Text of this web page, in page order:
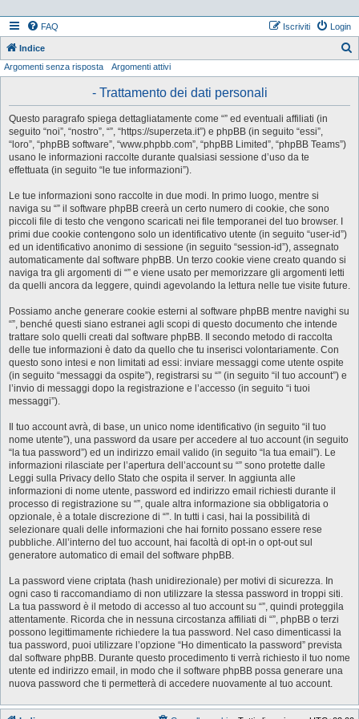
FAQ Login
Iscriviti
Indice
Argomenti senza risposta Argomenti attivi
- Trattamento dei dati personali
Questo paragrafo spiega dettagliatamente come “” ed eventuali affiliati (in
seguito “noi”, “nostro”, “”, “https://superzeta.it”) e phpBB (in seguito “essi”,
“loro”, “phpBB software”, “www.phpbb.com”, “phpBB Limited”, “phpBB Teams”)
usano le informazioni raccolte durante qualsiasi sessione d’uso da te
effettuata (in seguito “le tue informazioni”).
Le tue informazioni sono raccolte in due modi. In primo luogo, mentre si
naviga su “” il software phpBB creerà un certo numero di cookie, che sono
piccoli file di testo che vengono scaricati nei file temporanei del tuo browser. I
primi due cookie contengono solo un identificativo utente (in seguito “user-id”)
ed un identificativo anonimo di sessione (in seguito “session-id”), assegnato
automaticamente dal software phpBB. Un terzo cookie viene creato quando si
naviga tra gli argomenti di “” e viene usato per memorizzare gli argomenti letti
da quelli ancora da leggere, quindi agevolando la lettura nelle tue visite future.
Possiamo anche generare cookie esterni al software phpBB mentre navighi su
“”, benché questi siano estranei agli scopi di questo documento che intende
trattare solo quelli creati dal software phpBB. Il secondo metodo di raccolta
delle tue informazioni è dato da quello che tu inserisci volontariamente. Con
questo sono intesi e non limitati ad essi: inviare messaggi come utente ospite
(in seguito “messaggi da ospite”), registrarsi su “” (in seguito “il tuo account”) e
l’invio di messaggi dopo la registrazione e l’accesso (in seguito “i tuoi
messaggi”).
Il tuo account avrà, di base, un unico nome identificativo (in seguito “il tuo
nome utente”), una password da usare per accedere al tuo account (in seguito
“la tua password”) ed un indirizzo email valido (in seguito “la tua email”). Le
informazioni rilasciate per l’apertura dell’account su “” sono protette dalle
Leggi sulla Privacy dello Stato che ospita il server. In aggiunta alle
informazioni di nome utente, password ed indirizzo email richiesti durante il
processo di registrazione su “”, quale altra informazione sia obbligatoria o
opzionale, è a totale discrezione di “”. In tutti i casi, hai la possibilità di
selezionare quali delle informazioni che hai fornito possano essere rese
pubbliche. All’interno del tuo account, hai facoltà di opt-in o opt-out sul
generatore automatico di email del software phpBB.
La password viene criptata (hash unidirezionale) per motivi di sicurezza. In
ogni caso ti raccomandiamo di non utilizzare la stessa password in troppi siti.
La tua password è il metodo di accesso al tuo account su “”, quindi proteggila
attentamente. Ricorda che in nessuna circostanza affiliati di “”, phpBB o terzi
possono legittimamente richiedere la tua password. Nel caso dimenticassi la
tua password, puoi utilizzare l’opzione “Ho dimenticato la password” prevista
dal software phpBB. Durante questo procedimento ti verrà richiesto il tuo nome
utente ed indirizzo email, in modo che il software phpBB possa generare una
nuova password che ti permetterà di accedere nuovamente al tuo account.